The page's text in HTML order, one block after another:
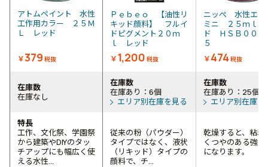
アトムペイント 水性
工作用カラー ２５Ｍ
Ｌ レッド
￥379 税抜
Ｐｅｂｅｏ 【油性リ
キッド顔料】 フルイ
ドピグメント２０ｍ
ｌ レッド
￥1,200 税抜
ニッぺ 水性エナ
ミニ ２５ｍｌ
ド ＨＳＢ００８
５
￥474 税抜
在庫数
在庫なし
在庫数
在庫あり：6個
エリア別在庫を見る
在庫数
在庫あり：25個
エリア別在庫を
特長
工作、文化祭、学園祭
から建築やDIYのタッ
チアップにも幅広く使
える水性...
従来の粉（パウダー）
タイプではなく、液状
（リキッド）タイプの
顔料で、チ...
乾燥すると、粘着
くつやのある強い
になります。